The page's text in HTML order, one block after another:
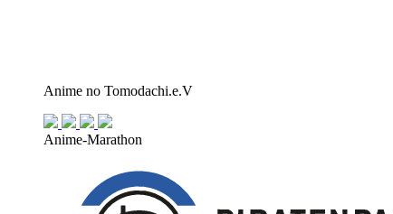
Anime no Tomodachi.e.V
Anime-Marathon